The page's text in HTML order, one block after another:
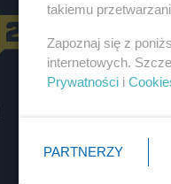
takiemu
Zapoznaj się z
internetowych.
Prywatności i
PARTNERZY